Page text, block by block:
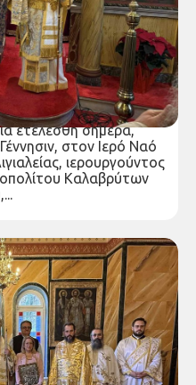
στην Ιερά
Αιγιαλείας
ετελέσθη σήμερα,
στον Ιερό Ναό
ιερουργούντος
Καλαβρύτων